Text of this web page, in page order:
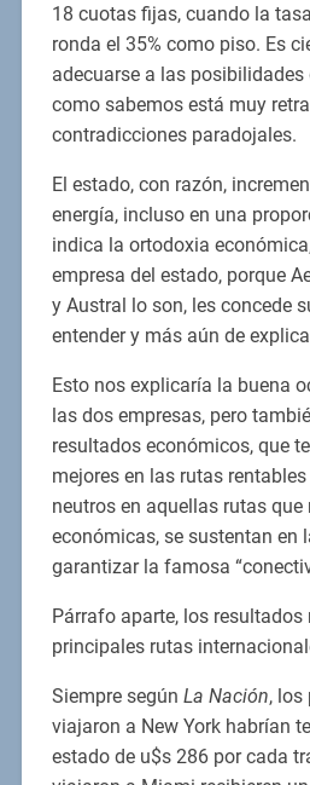
18 cuotas fijas, cuando la
ronda el 35% como piso. Es
adecuarse a las posibilidades
como sabemos está muy
contradicciones paradojales.
El estado, con razón,
energía, incluso en una
indica la ortodoxia
empresa del estado, porque
y Austral lo son, les concede
entender y más aún de
Esto nos explicaría la buena
las dos empresas, pero
resultados económicos, que
mejores en las rutas
neutros en aquellas rutas que
económicas, se sustentan en
garantizar la famosa
Párrafo aparte, los resultados
principales rutas
Siempre según La Nación, los
viajaron a New York habrían
estado de u$s 286 por cada